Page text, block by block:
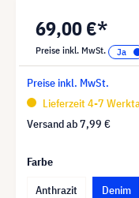
69,00 €*
Preise inkl. MwSt.
Preise inkl. MwSt.
Lieferzeit 4-7
Versand ab7,99 €
Farbe
Anthrazit
Denim